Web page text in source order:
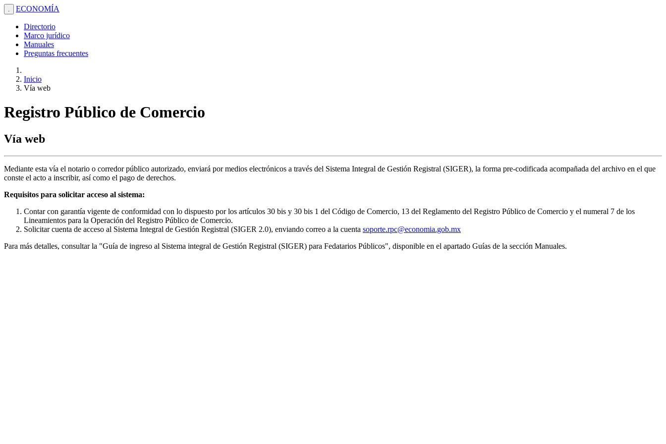
. ECONOMÍA
Directorio
Marco jurídico
Manuales
Preguntas frecuentes
Inicio
Vía web
Registro Público de Comercio
Vía web
Mediante esta vía el notario o corredor público autorizado, enviará por medios electrónicos a través del Sistema Integral de Gestión Registral (SIGER), la forma pre-codificada acompañada del archivo en el que
conste el acto a inscribir, así como el pago de derechos.
Requisitos para solicitar acceso al sistema:
Contar con garantía vigente de conformidad con lo dispuesto por los artículos 30 bis y 30 bis 1 del Código de Comercio, 13 del Reglamento del Registro Público de Comercio y el numeral 7 de los
Lineamientos para la Operación del Registro Público de Comercio.
Solicitar cuenta de acceso al Sistema Integral de Gestión Registral (SIGER 2.0), enviando correo a la cuenta soporte.rpc@economia.gob.mx
Para más detalles, consultar la "Guía de ingreso al Sistema integral de Gestión Registral (SIGER) para Fedatarios Públicos", disponible en el apartado Guías de la sección Manuales.